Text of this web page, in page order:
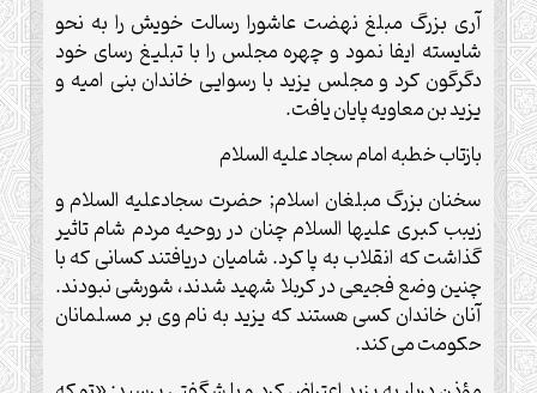
آری بزرگ مبلغ نهضت عاشورا رسالت خویش را به نحو
شایسته ایفا نمود و چهره مجلس را با تبلیغ رسای خود
دگرگون کرد و مجلس یزید با رسوایی خاندان بنی امیه و
یزید بن معاویه پایان یافت.
بازتاب خطبه امام سجاد علیه السلام
سخنان بزرگ مبلغان اسلام; حضرت سجادعلیه السلام و
زیبب کبری علیها السلام چنان در روحیه مردم شام تاثیر
گذاشت که انقلاب به پا کرد. شامیان دریافتند کسانی که با
چنین وضع فجیعی در کربلا شهید شدند، شورشی نبودند.
آنان خاندان کسی هستند که یزید به نام وی بر مسلمانان
حکومت می کند.